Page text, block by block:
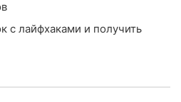
с лайфхаками и получить